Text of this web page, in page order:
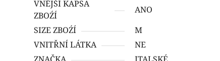
VNĚJŠÍ KAPSA
ZBOŹÍ
ANO
SIZE ZBOŹÍ
M
VNITŘNÍ LÁTKA
NE
ZNAČKA
ITALSKÉ